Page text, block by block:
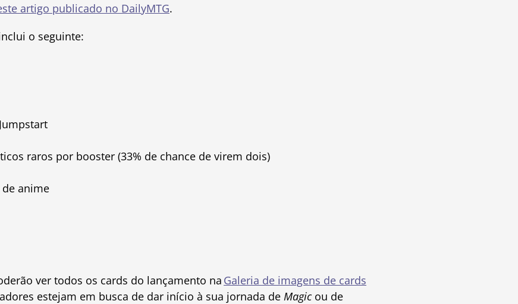
artigo publicado no DailyMTG.
o seguinte:
raros por booster (33% de chance de virem dois)
de anime
ver todos os cards do lançamento na Galeria de imagens de cards
estejam em busca de dar início à sua jornada de Magicou de